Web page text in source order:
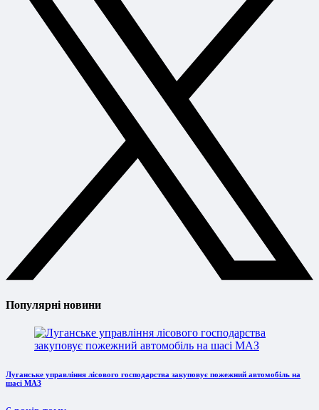
Популярні новини
Луганське управління лісового господарства закуповує пожежний автомобіль на
шасі МАЗ